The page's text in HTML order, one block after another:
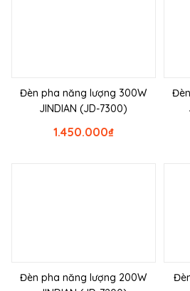
Đèn pha năng lượng 300W
JINDIAN (JD-7300)
₫
1.450.000
Đèn pha năng lượng 200W